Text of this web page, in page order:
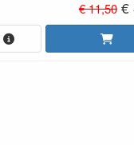
€ 11,50€